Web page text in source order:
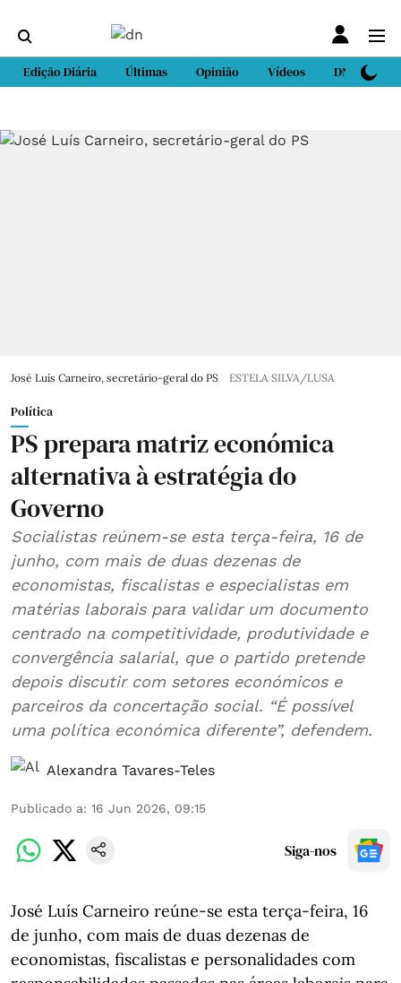
Edição Diária Últimas Opinião Vídeos DN Sport
José Luís Carneiro, secretário-geral do PS ESTELA SILVA/LUSA
Política
PS prepara matriz económica
alternativa à estratégia do
Governo
Socialistas reúnem-se esta terça-feira, 16 de
junho, com mais de duas dezenas de
economistas, fiscalistas e especialistas em
matérias laborais para validar um documento
centrado na competitividade, produtividade e
convergência salarial, que o partido pretende
depois discutir com setores económicos e
parceiros da concertação social. “É possível
uma política económica diferente”, defendem.
Alexandra Tavares-Teles
Publicado a: 16 Jun 2026, 09:15
Siga-nos
José Luís Carneiro reúne-se esta terça-feira, 16
de junho, com mais de duas dezenas de
economistas, fiscalistas e personalidades com